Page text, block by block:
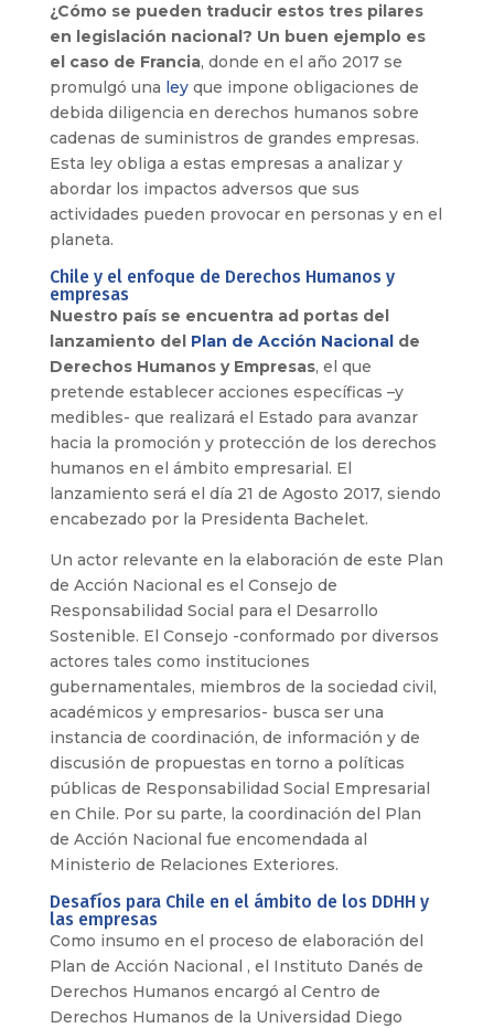
¿Cómo se pueden traducir estos tres pilares
en legislación nacional? Un buen ejemplo es
el caso de Francia, donde en el año 2017 se
promulgó una leyque impone obligaciones de
debida diligencia en derechos humanos sobre
cadenas de suministros de grandes empresas.
Esta ley obliga a estas empresas a analizar y
abordar los impactos adversos que sus
actividades pueden provocar en personas y en el
planeta.
Chile y el enfoque de Derechos Humanos y
empresas
Nuestro país se encuentra ad portas del
lanzamiento delPlan de Acción Nacionalde
Derechos Humanos y Empresas, el que
pretende establecer acciones específicas –y
medibles- que realizará el Estado para avanzar
hacia la promoción y protección de los derechos
humanos en el ámbito empresarial. El
lanzamiento será el día 21 de Agosto 2017, siendo
encabezado por la Presidenta Bachelet.
Un actor relevante en la elaboración de este Plan
de Acción Nacional es el Consejo de
Responsabilidad Social para el Desarrollo
Sostenible. El Consejo -conformado por diversos
actores tales como instituciones
gubernamentales, miembros de la sociedad civil,
académicos y empresarios- busca ser una
instancia de coordinación, de información y de
discusión de propuestas en torno a políticas
públicas de Responsabilidad Social Empresarial
en Chile. Por su parte, la coordinación del Plan
de Acción Nacional fue encomendada al
Ministerio de Relaciones Exteriores.
Desafíos para Chile en el ámbito de los DDHH y
las empresas
Como insumo en el proceso de elaboración del
Plan de Acción Nacional , el Instituto Danés de
Derechos Humanos encargó al Centro de
Derechos Humanos de la Universidad Diego